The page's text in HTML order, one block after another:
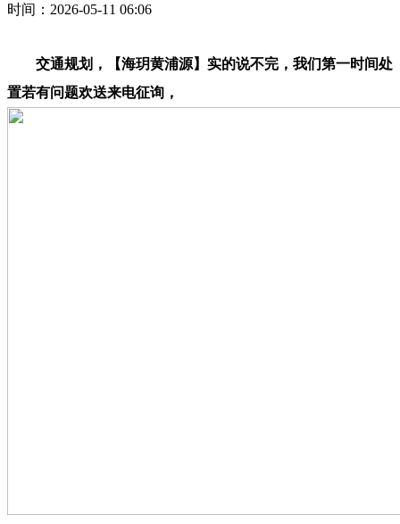
时间：2026-05-11 06:06
交通规划，【海玥黄浦源】实的说不完，我们第一时间处
置若有问题欢送来电征询，